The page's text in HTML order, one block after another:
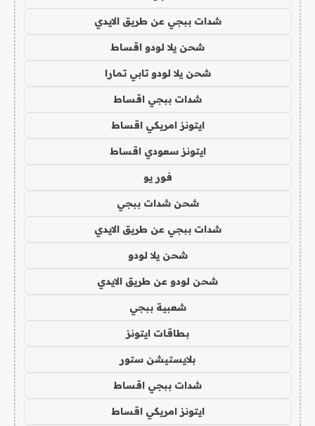
شدات ببجي عن طريق الايدي
شحن يلا لودو اقساط
شحن يلا لودو تابي تمارا
شدات ببجي اقساط
ايتونز امريكي اقساط
ايتونز سعودي اقساط
فور يو
شحن شدات ببجي
شدات ببجي عن طريق الايدي
شحن يلا لودو
شحن لودو عن طريق الايدي
شعبية ببجي
بطاقات ايتونز
بلايستيشن ستور
شدات ببجي اقساط
ايتونز امريكي اقساط